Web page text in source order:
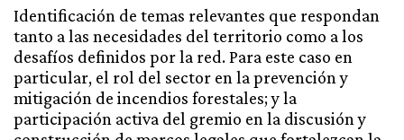
Identificación de temas relevantes que respondan
tanto a las necesidades del territorio como a los
desafíos definidos por la red. Para este caso en
particular, el rol del sector en la prevención y
mitigación de incendios forestales; y la
participación activa del gremio en la discusión y